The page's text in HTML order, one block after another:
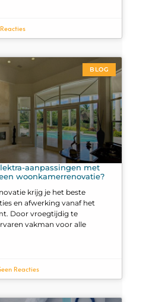
BLOG
aanpassingen met
woonkamerrenovatie?
krijg je het beste
en afwerking vanaf het
Door vroegtijdig te
vakman voor alle
Reacties